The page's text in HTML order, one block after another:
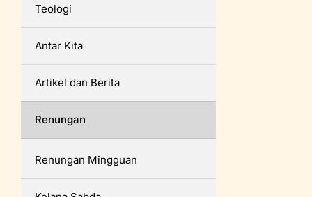
Teologi
Antar Kita
Artikel dan Berita
Renungan
Renungan Mingguan